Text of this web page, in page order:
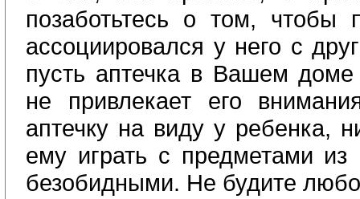
позаботьтесь о том, чтобы
ассоциировался у него с
пусть аптечка в Вашем
не привлекает его
аптечку на виду у ребенка,
ему играть с предметами
безобидными. Не будите